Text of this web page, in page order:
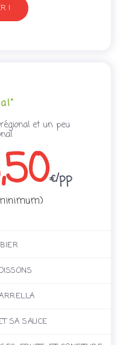
!
et un peu
€/pp
SA SAUCE